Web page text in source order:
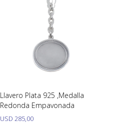
Llavero Plata 925 ,Medalla
Redonda Empavonada
USD 285,00